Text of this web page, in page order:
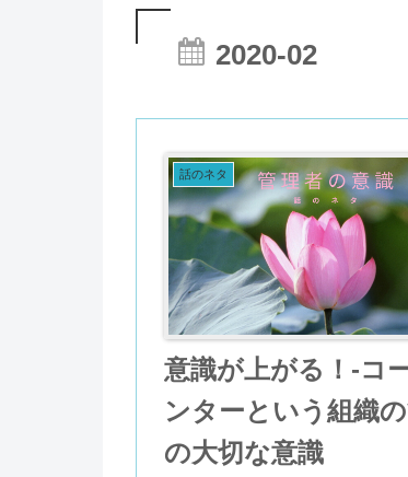
2020-02
話のネタ
意識が上がる！-コ
ンターという組織
の大切な意識